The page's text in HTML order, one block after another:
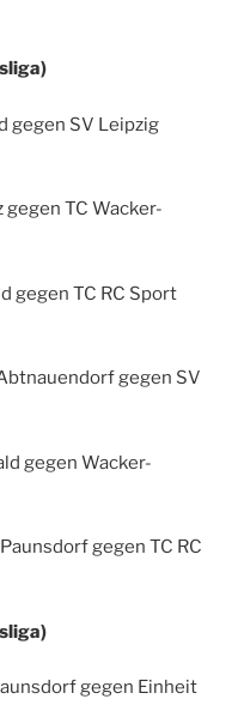
gegen SV Leipzig
gegen TC Wacker-
gegen TC RC Sport
gegen SV
gegen Wacker-
gegen TC RC
gegen Einheit